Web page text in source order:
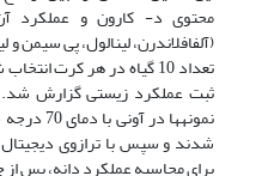
محتوی د- کارون و عملکرد
(آلفافلاندرن، لینالول، پی
تعداد 10 گیاه در هر کرت
ثبت عملکرد زیستی گزارش شد.
شدند و سپس با ترازوی
برای محاسبه عملکرد دانه، پس